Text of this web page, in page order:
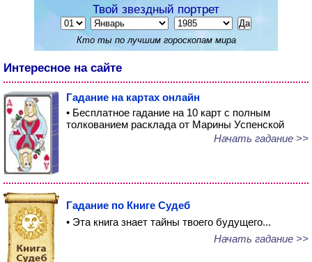
Твой звездный портрет
Кто ты по лучшим гороскопам мира
Интересное на сайте
Гадание на картах онлайн
• Бесплатное гадание на 10 карт с полным
толкованием расклада от Марины Успенской
Начать гадание >>
Гадание по Книге Судеб
• Эта книга знает тайны твоего будущего...
Начать гадание >>